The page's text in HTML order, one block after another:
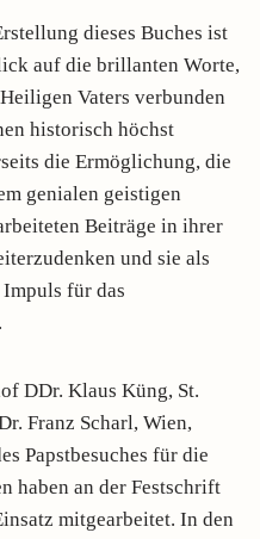
dieses Buches ist
auf die brillanten Worte,
Vaters verbunden
historisch höchst
die Ermöglichung, die
genialen geistigen
Beiträge in ihrer
und sie als
für das
DDr. Klaus Küng, St.
Franz Scharl, Wien,
Papstbesuches für die
haben an der Festschrift
mitgearbeitet. In den